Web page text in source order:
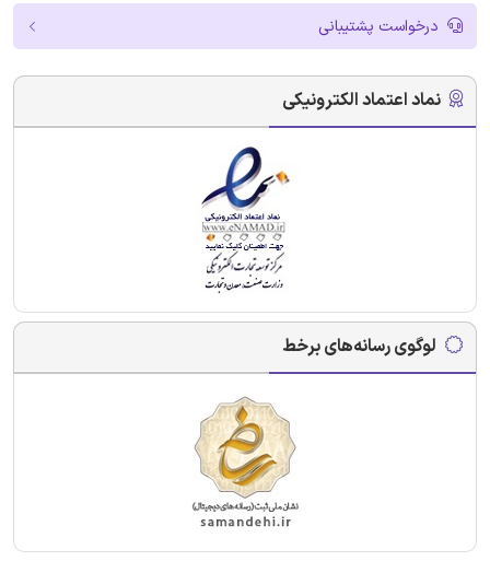
درخواست پشتیبانی
نماد اعتماد الکترونیکی
لوگوی رسانه‌های برخط